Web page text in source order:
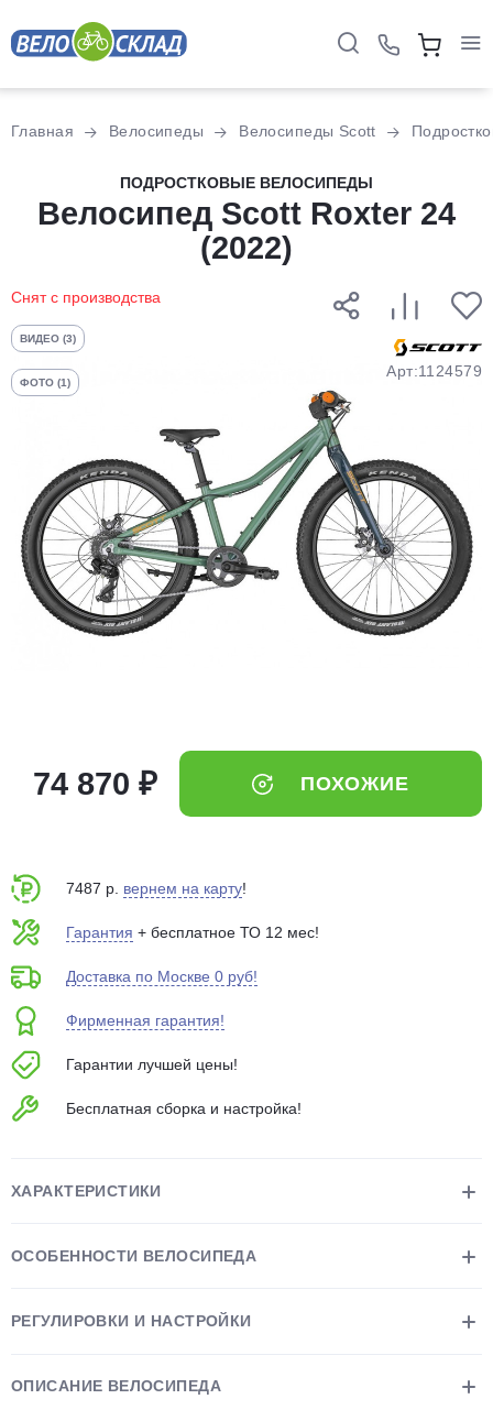
Главная Велосипеды Велосипеды Scott
ПОДРОСТКОВЫЕ ВЕЛОСИПЕДЫ
Велосипед Scott Roxter 24
(2022)
Снят с производства
ВИДЕО (3)
ФОТО (1)
Арт:1124579
74 870 ₽ ПОХОЖИЕ
7487 р. вернем на карту!
Гарантия + бесплатное ТО 12 мес!
Доставка по Москве 0 руб!
Фирменная гарантия!
Гарантии лучшей цены!
Бесплатная сборка и настройка!
ХАРАКТЕРИСТИКИ
ОСОБЕННОСТИ ВЕЛОСИПЕДА
РЕГУЛИРОВКИ И НАСТРОЙКИ
ОПИСАНИЕ ВЕЛОСИПЕДА
Разбейте
оплатуна части
без переплат
График платежей
Добавляйте товары
в корзину
Оплачивайте сегодня только
выбранный способом
75% будут
Подробнее
Остались вопросы?